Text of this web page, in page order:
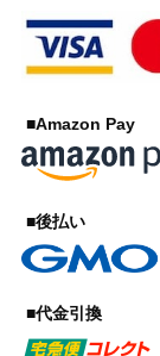
■Amazon Pay
■後払い
■代金引換